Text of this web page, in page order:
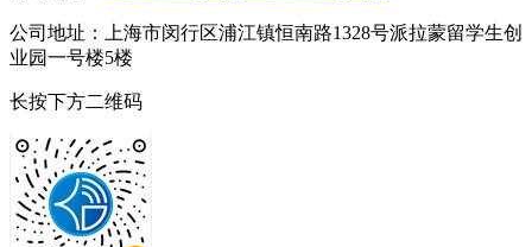
公司地址：上海市闵行区浦江镇恒南路1328号派拉蒙留学生创
业园一号楼5楼
长按下方二维码